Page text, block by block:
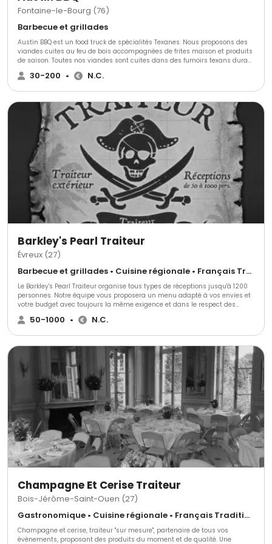
Fontaine-le-Bourg (76)
Barbecue et grillades
Austin BBQ est un food truck de spécialités Texanes. Nous proposons des
viandes cuites au feu de bois accompagnées de frites maison et produits
de saison. Toutes nos viandes sont cuites dans des fumoirs texans durant
de longues heures. Nos marinades sèches et la cuisson au feu de bois
subliment le goût de nos préparations.
30-200 • N.C.
Barkley's Pearl Traiteur
Évreux (27)
Barbecue et grillades • Cuisine régionale • Français Traditionnel
Le Barkley's Pearl Traiteur organise tous types de réceptions jusqu'à 1200
personnes. Notre équipe vous proposera un menu adapté à vos envies et
votre budget avec toujours la même exigence et dans le respect des
produits de saison.
50-1000 • N.C.
Champagne Et Cerise Traiteur
Bois-Jérôme-Saint-Ouen (27)
Gastronomique • Cuisine régionale • Français Traditionnel
Champagne et cerise, traiteur "sur mesure", partenaire de tous vos
évènements, proposant des produits du moment et de qualité. Une